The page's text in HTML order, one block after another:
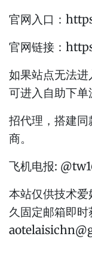
官网入口：
官网链接：
如果站点无法
可进入自助下单
招代理，搭建
商。
飞机电报:
本站仅供技术
久固定邮箱即